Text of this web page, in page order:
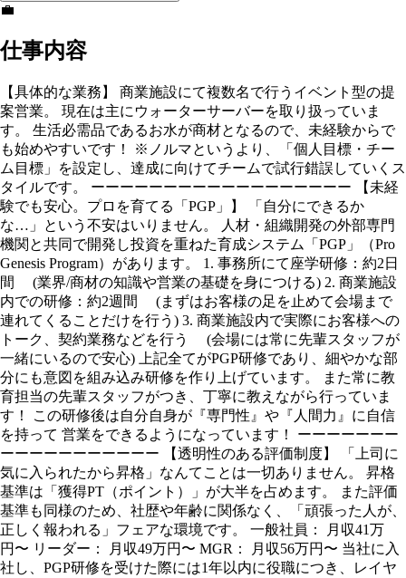
💼
仕事内容
【具体的な業務】 商業施設にて複数名で行うイベント型の提
案営業。 現在は主にウォーターサーバーを取り扱っていま
す。 生活必需品であるお水が商材となるので、未経験からで
も始めやすいです！ ※ノルマというより、「個人目標・チー
ム目標」を設定し、達成に向けてチームで試行錯誤していくス
タイルです。 ーーーーーーーーーーーーーーーーーー 【未経
験でも安心。プロを育てる「PGP」】 「自分にできるか
な…」という不安はいりません。 人材・組織開発の外部専門
機関と共同で開発し投資を重ねた育成システム「PGP」（Pro
Genesis Program）があります。 1. 事務所にて座学研修：約2日
間 (業界/商材の知識や営業の基礎を身につける) 2. 商業施設
内での研修：約2週間 (まずはお客様の足を止めて会場まで
連れてくることだけを行う) 3. 商業施設内で実際にお客様への
トーク、契約業務などを行う (会場には常に先輩スタッフが
一緒にいるので安心) 上記全てがPGP研修であり、細やかな部
分にも意図を組み込み研修を作り上げています。 また常に教
育担当の先輩スタッフがつき、丁寧に教えながら行っていま
す！ この研修後は自分自身が『専門性』や『人間力』に自信
を持って 営業をできるようになっています！ ーーーーーーー
ーーーーーーーーーーー 【透明性のある評価制度】 「上司に
気に入られたから昇格」なんてことは一切ありません。 昇格
基準は「獲得PT（ポイント）」が大半を占めます。 また評価
基準も同様のため、社歴や年齢に関係なく、「頑張った人が、
正しく報われる」フェアな環境です。 一般社員： 月収41万
円〜 リーダー： 月収49万円〜 MGR： 月収56万円〜 当社に入
社し、PGP研修を受けた際には1年以内に役職につき、レイヤ